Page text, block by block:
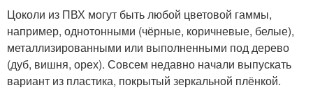
Цоколи из ПВХ могут быть любой цветовой гаммы,
например, однотонными (чёрные, коричневые, белые),
металлизированными или выполненными под дерево
(дуб, вишня, орех). Совсем недавно начали выпускать
вариант из пластика, покрытый зеркальной плёнкой.